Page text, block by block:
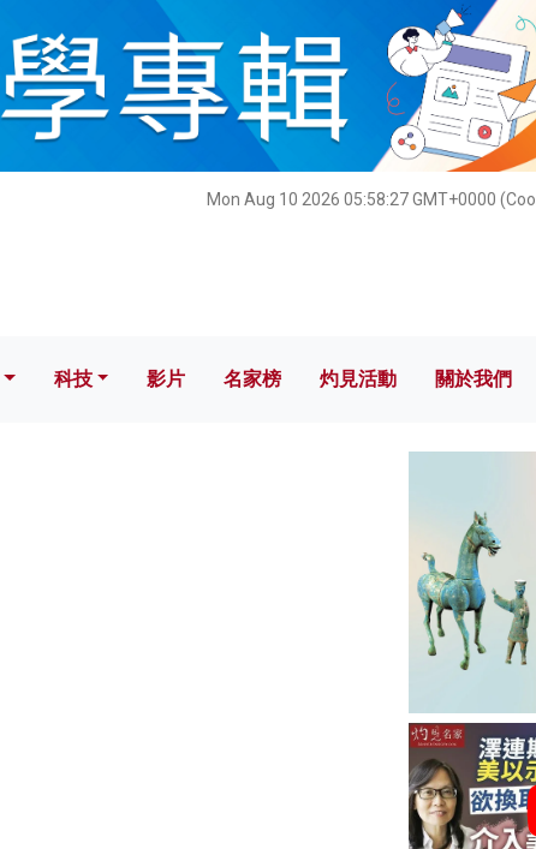
Mon Aug 10 2026 05:58:28 GMT+0000
科技 影片 名家榜 灼見活動 關於
科技 影片 名家榜 灼見活動 關於我們